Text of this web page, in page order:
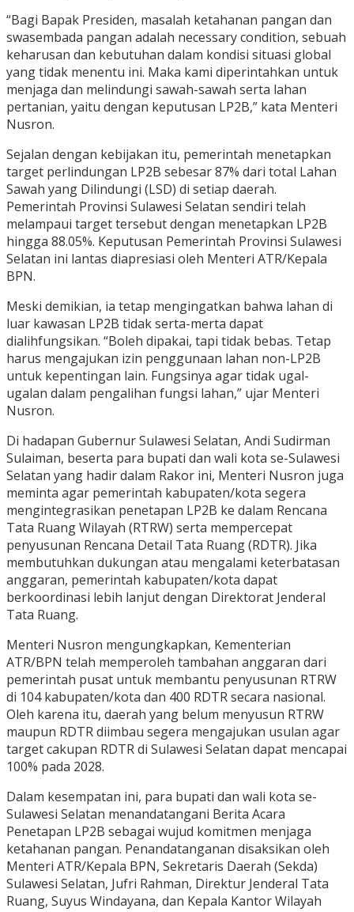
“Bagi Bapak Presiden, masalah ketahanan pangan dan
swasembada pangan adalah necessary condition, sebuah
keharusan dan kebutuhan dalam kondisi situasi global
yang tidak menentu ini. Maka kami diperintahkan untuk
menjaga dan melindungi sawah-sawah serta lahan
pertanian, yaitu dengan keputusan LP2B,” kata Menteri
Nusron.
Sejalan dengan kebijakan itu, pemerintah menetapkan
target perlindungan LP2B sebesar 87% dari total Lahan
Sawah yang Dilindungi (LSD) di setiap daerah.
Pemerintah Provinsi Sulawesi Selatan sendiri telah
melampaui target tersebut dengan menetapkan LP2B
hingga 88.05%. Keputusan Pemerintah Provinsi Sulawesi
Selatan ini lantas diapresiasi oleh Menteri ATR/Kepala
BPN.
Meski demikian, ia tetap mengingatkan bahwa lahan di
luar kawasan LP2B tidak serta-merta dapat
dialihfungsikan. “Boleh dipakai, tapi tidak bebas. Tetap
harus mengajukan izin penggunaan lahan non-LP2B
untuk kepentingan lain. Fungsinya agar tidak ugal-
ugalan dalam pengalihan fungsi lahan,” ujar Menteri
Nusron.
Di hadapan Gubernur Sulawesi Selatan, Andi Sudirman
Sulaiman, beserta para bupati dan wali kota se-Sulawesi
Selatan yang hadir dalam Rakor ini, Menteri Nusron juga
meminta agar pemerintah kabupaten/kota segera
mengintegrasikan penetapan LP2B ke dalam Rencana
Tata Ruang Wilayah (RTRW) serta mempercepat
penyusunan Rencana Detail Tata Ruang (RDTR). Jika
membutuhkan dukungan atau mengalami keterbatasan
anggaran, pemerintah kabupaten/kota dapat
berkoordinasi lebih lanjut dengan Direktorat Jenderal
Tata Ruang.
Menteri Nusron mengungkapkan, Kementerian
ATR/BPN telah memperoleh tambahan anggaran dari
pemerintah pusat untuk membantu penyusunan RTRW
di 104 kabupaten/kota dan 400 RDTR secara nasional.
Oleh karena itu, daerah yang belum menyusun RTRW
maupun RDTR diimbau segera mengajukan usulan agar
target cakupan RDTR di Sulawesi Selatan dapat mencapai
100% pada 2028.
Dalam kesempatan ini, para bupati dan wali kota se-
Sulawesi Selatan menandatangani Berita Acara
Penetapan LP2B sebagai wujud komitmen menjaga
ketahanan pangan. Penandatanganan disaksikan oleh
Menteri ATR/Kepala BPN, Sekretaris Daerah (Sekda)
Sulawesi Selatan, Jufri Rahman, Direktur Jenderal Tata
Ruang, Suyus Windayana, dan Kepala Kantor Wilayah